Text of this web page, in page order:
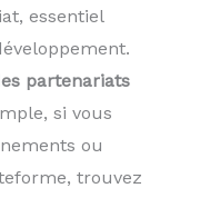
essentiel
partenariats
si vous
ou
trouvez